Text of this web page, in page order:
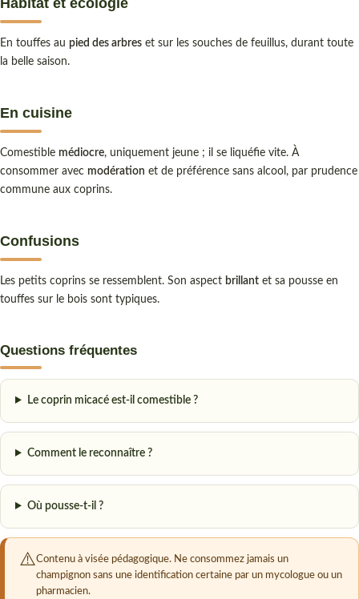
Habitat et écologie
En touffes au pied des arbres et sur les souches de feuillus, durant toute
la belle saison.
En cuisine
Comestible médiocre, uniquement jeune ; il se liquéfie vite. À
consommer avec modération et de préférence sans alcool, par prudence
commune aux coprins.
Confusions
Les petits coprins se ressemblent. Son aspect brillant et sa pousse en
touffes sur le bois sont typiques.
Questions fréquentes
Le coprin micacé est-il comestible ?
Comment le reconnaître ?
Où pousse-t-il ?
Contenu à visée pédagogique. Ne consommez jamais un
champignon sans une identification certaine par un mycologue ou un
pharmacien.